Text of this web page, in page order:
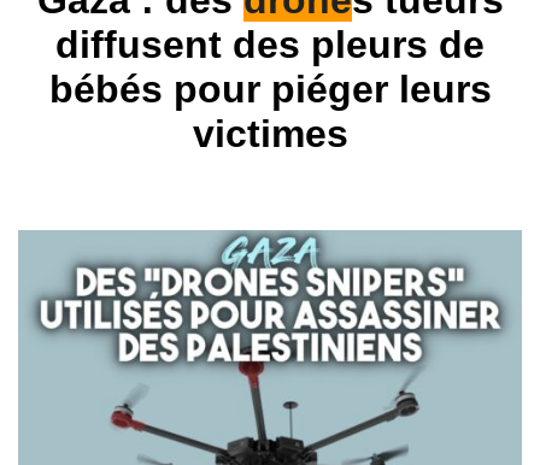
diffusent des pleurs de
bébés pour piéger leurs
victimes